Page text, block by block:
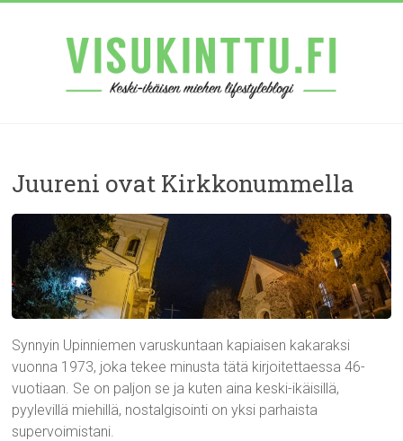
Juureni ovat Kirkkonummella
Synnyin Upinniemen varuskuntaan kapiaisen kakaraksi
vuonna 1973, joka tekee minusta tätä kirjoitettaessa 46-
vuotiaan. Se on paljon se ja kuten aina keski-ikäisillä,
pyylevillä miehillä, nostalgisointi on yksi parhaista
supervoimistani.